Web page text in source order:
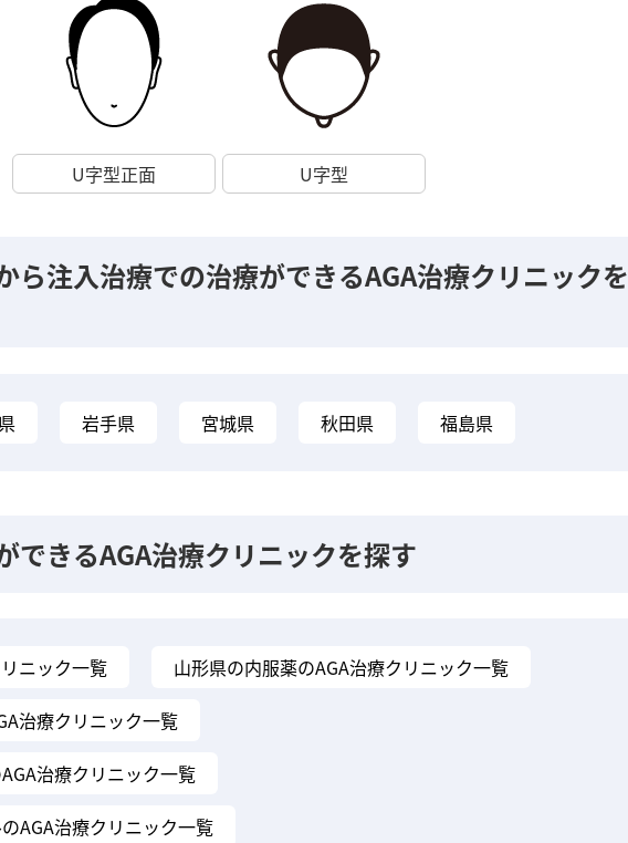
U字型正面 U字型
ら注入治療での治療ができるAGA治療クリニックを
岩手県 宮城県 秋田県 福島県
できるAGA治療クリニックを探す
ニック一覧
山形県の内服薬のAGA治療クリニック一覧
治療クリニック一覧
治療クリニック一覧
AGA治療クリニック一覧